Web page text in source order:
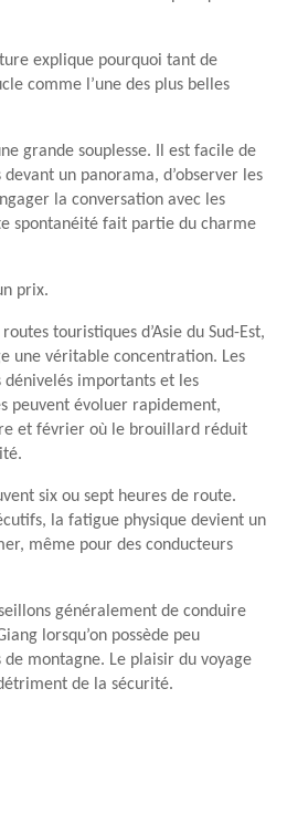
explique pourquoi tant de
comme l’une des plus belles
grande souplesse. Il est facile de
un panorama, d’observer les
la conversation avec les
spontanéité fait partie du charme
prix.
touristiques d’Asie du Sud-Est,
une véritable concentration. Les
importants et les
peuvent évoluer rapidement,
et février où le brouillard réduit
six ou sept heures de route.
la fatigue physique devient un
même pour des conducteurs
généralement de conduire
lorsqu’on possède peu
de montagne. Le plaisir du voyage
de la sécurité.